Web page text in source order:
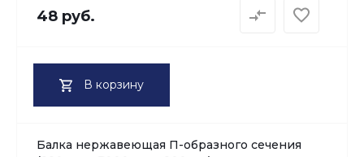
48 руб.
В корзину
Балка нержавеющая П-образного сечения